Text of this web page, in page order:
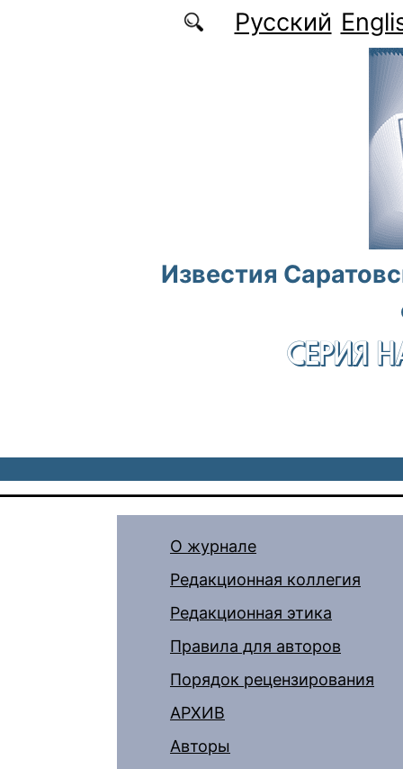
Перейти к основному содержаниюРусский
Известия
СЕРИЯ
О журнале
Редакционная коллегия
Редакционная этика
Правила для авторов
Порядок рецензирования
АРХИВ
Авторы